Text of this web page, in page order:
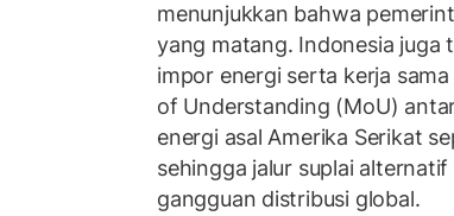
menunjukkan bahwa
yang matang. Indonesia juga
impor energi serta kerja
of Understanding (MoU)
energi asal Amerika Serikat
sehingga jalur suplai
gangguan distribusi global.